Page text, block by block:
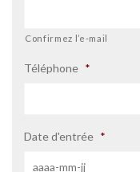
Confirmez l’e-mail
Téléphone *
Date d'entrée *